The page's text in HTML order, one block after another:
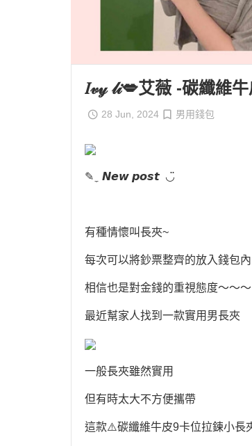
𝐼𝓋𝓎 𝓁𝒾💋艾薇 -碳纖維
28 Jun, 2024 男用錢包
✎ ̼ 𝙉𝙚𝙬 𝙥𝙤𝙨𝙩 ◡̈
有種情懷叫長夾~
每次可以將鈔票整齊的放入錢包內
相信也是對金錢的重視態度～～～
最近幫家人找到一款實用男長夾
一般長夾雖然實用
但有時太大不方便攜帶
這款⚠️碳纖維牛皮9卡位拉鍊小長